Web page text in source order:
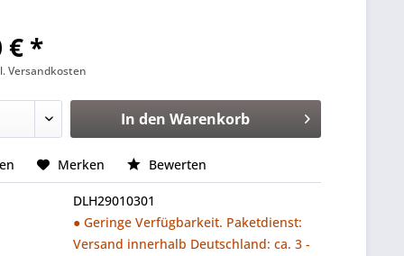
€ *
Versandkosten
In den Warenkorb
Merken Bewerten
DLH29010301
● Geringe Verfügbarkeit. Paketdienst:
Versand innerhalb Deutschland: ca. 3 -